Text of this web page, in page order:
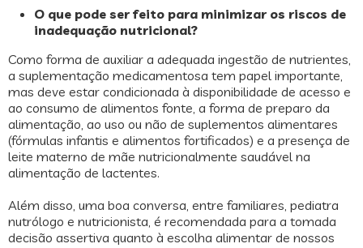
O que pode ser feito para minimizar os riscos de
inadequação nutricional?
Como forma de auxiliar a adequada ingestão de nutrientes,
a suplementação medicamentosa tem papel importante,
mas deve estar condicionada à disponibilidade de acesso e
ao consumo de alimentos fonte, a forma de preparo da
alimentação, ao uso ou não de suplementos alimentares
(fórmulas infantis e alimentos fortificados) e a presença de
leite materno de mãe nutricionalmente saudável na
alimentação de lactentes.
Além disso, uma boa conversa, entre familiares, pediatra
nutrólogo e nutricionista, é recomendada para a tomada
decisão assertiva quanto à escolha alimentar de nossos